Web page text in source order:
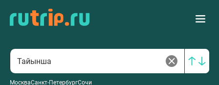
МоскваСанкт-ПетербургСочи